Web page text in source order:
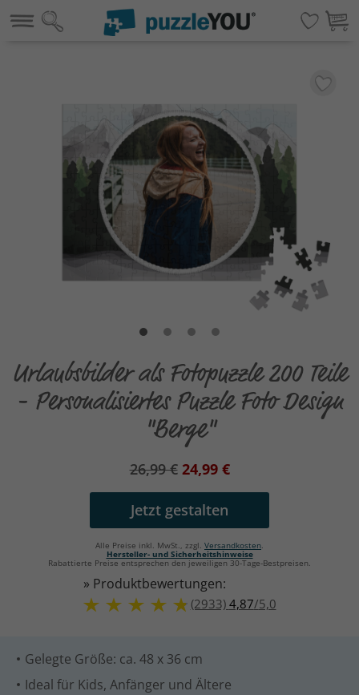
Urlaubsbilder als Fotopuzzle 200 Teile
- Personalisiertes Puzzle Foto Design
"Berge"
» Produktbewertungen:
(2933) 4,87/5,0
Gelegte Größe: ca. 48 x 36 cm
Ideal für Kids, Anfänger und Ältere
26,99 € 24,99 €
Jetzt gestalten
Alle Preise inkl. MwSt., zzgl. Versandkosten.
Hersteller- und Sicherheitshinweise
Rabattierte Preise entsprechen den jeweiligen 30-Tage-Bestpreisen.